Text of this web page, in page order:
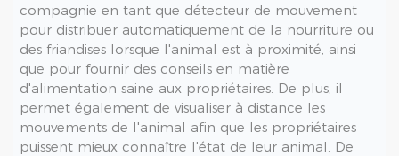
compagnie en tant que détecteur de mouvement
pour distribuer automatiquement de la nourriture ou
des friandises lorsque l'animal est à proximité, ainsi
que pour fournir des conseils en matière
d'alimentation saine aux propriétaires. De plus, il
permet également de visualiser à distance les
mouvements de l'animal afin que les propriétaires
puissent mieux connaître l'état de leur animal. De